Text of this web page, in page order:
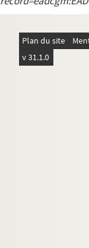
Plan du site
v 31.1.0